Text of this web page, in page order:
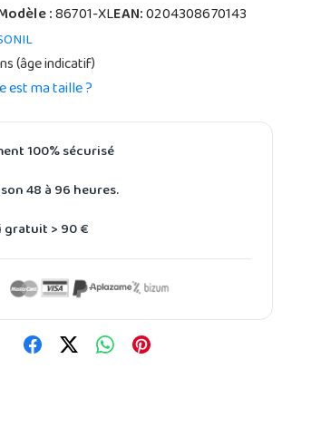
:86701-XLEAN:0204308670143
(âge indicatif)
est ma taille ?
100% sécurisé
48 à 96 heures.
gratuit > 90 €